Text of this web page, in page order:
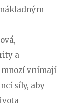
a
mnozí vnímají
síly, aby